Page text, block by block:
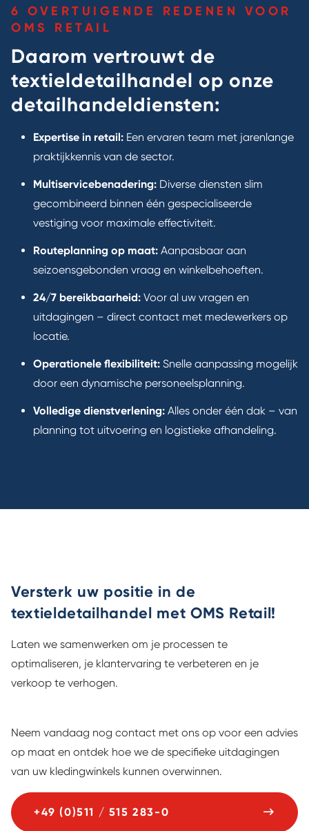
6 OVERTUIGENDE REDENEN VOOR
OMS RETAIL
Daarom vertrouwt de
textieldetailhandel op onze
detailhandeldiensten:
Expertise in retail: Een ervaren team met jarenlange
praktijkkennis van de sector.
Multiservicebenadering: Diverse diensten slim
gecombineerd binnen één gespecialiseerde
vestiging voor maximale effectiviteit.
Routeplanning op maat: Aanpasbaar aan
seizoensgebonden vraag en winkelbehoeften.
24/7 bereikbaarheid: Voor al uw vragen en
uitdagingen – direct contact met medewerkers op
locatie.
Operationele flexibiliteit: Snelle aanpassing mogelijk
door een dynamische personeelsplanning.
Volledige dienstverlening: Alles onder één dak – van
planning tot uitvoering en logistieke afhandeling.
Versterk uw positie in de
textieldetailhandel met OMS Retail!
Laten we samenwerken om je processen te
optimaliseren, je klantervaring te verbeteren en je
verkoop te verhogen.
Neem vandaag nog contact met ons op voor een advies
op maat en ontdek hoe we de specifieke uitdagingen
van uw kledingwinkels kunnen overwinnen.
+49 (0)511 / 515 283-0